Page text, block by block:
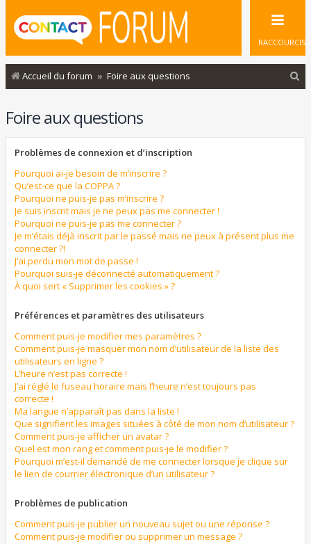
RACCOURCIS
Accueil du forum Foire aux questions
Foire aux questions
Problèmes de connexion et d’inscription
Pourquoi ai-je besoin de m’inscrire ?
Qu’est-ce que la COPPA ?
Pourquoi ne puis-je pas m’inscrire ?
Je suis inscrit mais je ne peux pas me connecter !
Pourquoi ne puis-je pas me connecter ?
Je m’étais déjà inscrit par le passé mais ne peux à présent plus me
connecter ?!
J’ai perdu mon mot de passe !
Pourquoi suis-je déconnecté automatiquement ?
À quoi sert « Supprimer les cookies » ?
Préférences et paramètres des utilisateurs
Comment puis-je modifier mes paramètres ?
Comment puis-je masquer mon nom d’utilisateur de la liste des
utilisateurs en ligne ?
L’heure n’est pas correcte !
J’ai réglé le fuseau horaire mais l’heure n’est toujours pas
correcte !
Ma langue n’apparaît pas dans la liste !
Que signifient les images situées à côté de mon nom d’utilisateur ?
Comment puis-je afficher un avatar ?
Quel est mon rang et comment puis-je le modifier ?
Pourquoi m’est-il demandé de me connecter lorsque je clique sur
le lien de courrier électronique d’un utilisateur ?
Problèmes de publication
Comment puis-je publier un nouveau sujet ou une réponse ?
Comment puis-je modifier ou supprimer un message ?